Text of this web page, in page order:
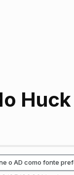
o AD como fonte